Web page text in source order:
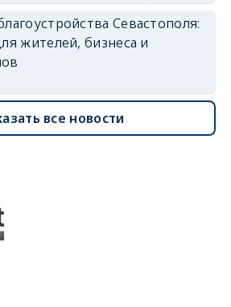
Севастополя:
жителей, бизнеса и
все новости